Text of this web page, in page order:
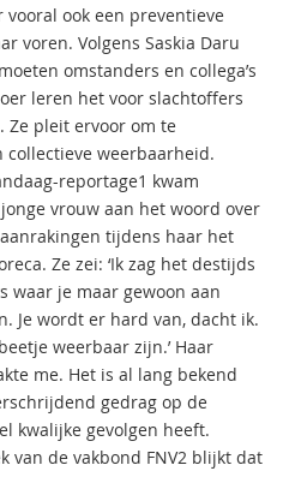
vooral ook een preventieve
voren. Volgens Saskia Daru
omstanders en collega’s
leren het voor slachtoffers
Ze pleit ervoor om te
collectieve weerbaarheid.
reportage1 kwam
vrouw aan het woord over
tijdens haar het
Ze zei: ‘Ik zag het destijds
waar je maar gewoon aan
Je wordt er hard van, dacht ik.
weerbaar zijn.’ Haar
me. Het is al lang bekend
gedrag op de
kwalijke gevolgen heeft.
van de vakbond FNV2 blijkt dat